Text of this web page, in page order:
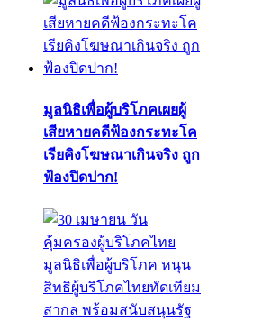
มูลนิธิเพื่อผู้บริโภคเผยผู้
เสียหายคดีฟ้องกระทะโค
เรียคิงโฆษณาเกินจริง ถูก
ฟ้องปิดปาก!